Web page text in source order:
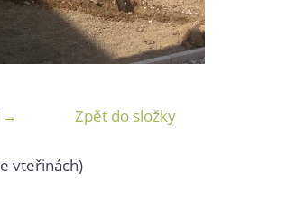
→ Zpět do složky
vteřinách)